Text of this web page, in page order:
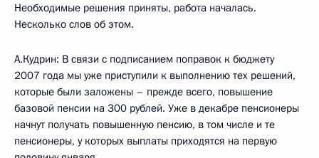
Необходимые решения приняты, работа началась.
Несколько слов об этом.
А.Кудрин: В связи с подписанием поправок к бюджету
2007 года мы уже приступили к выполнению тех решений,
которые были заложены – прежде всего, повышение
базовой пенсии на 300 рублей. Уже в декабре пенсионеры
начнут получать повышенную пенсию, в том числе и те
пенсионеры, у которых выплаты приходятся на первую